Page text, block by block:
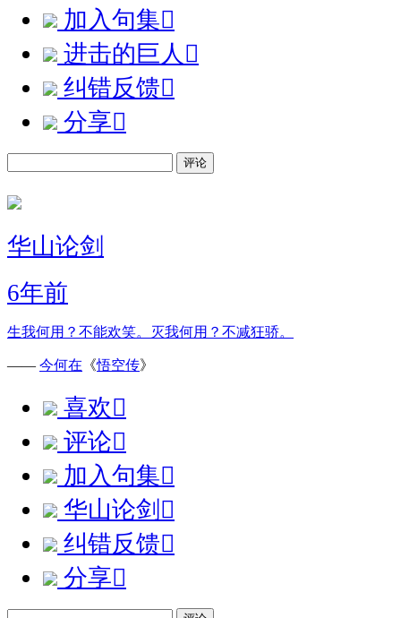
加入句集
进击的巨人 
纠错反馈
分享
评论
华山论剑
6年前
生我何用？不能欢笑。灭我何用？不减狂骄。
—— 今何在 《悟空传》
喜欢
评论
加入句集
华山论剑 
纠错反馈
分享